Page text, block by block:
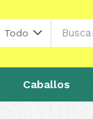
Todo
Caballos